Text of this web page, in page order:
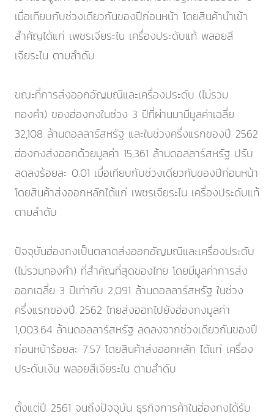
เมื่อเทียบกับช่วงเดียวกันของปีก่อนหน้า โดยสินค้านำเข้า
สำคัญได้แก่ เพชรเจียระไน เครื่องประดับแท้ พลอยสี
เจียระไน ตามลำดับ
ขณะที่การส่งออกอัญมณีและเครื่องประดับ (ไม่รวม
ทองคำ) ของฮ่องกงในช่วง 3 ปีที่ผ่านมามีมูลค่าเฉลี่ย
32,108 ล้านดอลลาร์สหรัฐ และในช่วงครึ่งแรกของปี 2562
ฮ่องกงส่งออกด้วยมูลค่า 15,361 ล้านดอลลาร์สหรัฐ ปรับ
ลดลงร้อยละ 0.01 เมื่อเทียบกับช่วงเดียวกันของปีก่อนหน้า
โดยสินค้าส่งออกหลักได้แก่ เพชรเจียระไน เครื่องประดับแท้
ตามลำดับ
ปัจจุบันฮ่องกงเป็นตลาดส่งออกอัญมณีและเครื่องประดับ
(ไม่รวมทองคำ) ที่สำคัญที่สุดของไทย โดยมีมูลค่าการส่ง
ออกเฉลี่ย 3 ปีเท่ากับ 2,091 ล้านดอลลาร์สหรัฐ ในช่วง
ครึ่งแรกของปี 2562 ไทยส่งออกไปยังฮ่องกงมูลค่า
1,003.64 ล้านดอลลาร์สหรัฐ ลดลงจากช่วงเดียวกันของปี
ก่อนหน้าร้อยละ 7.57 โดยสินค้าส่งออกหลัก ได้แก่ เครื่อง
ประดับเงิน พลอยสีเจียระไน ตามลำดับ
ตั้งแต่ปี 2561 จนถึงปัจจุบัน ธุรกิจการค้าในฮ่องกงได้รับ